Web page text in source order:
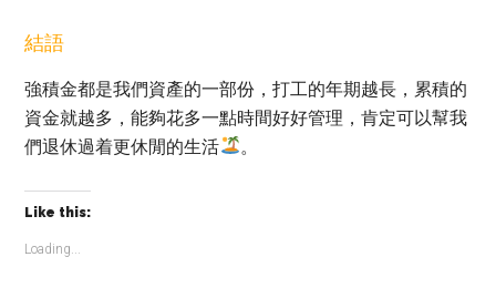
結語
強積金都是我們資產的一部份，打工的年期越長，累積的
資金就越多，能夠花多一點時間好好管理，肯定可以幫我
們退休過着更休閒的生活
。
Like this:
Loading...